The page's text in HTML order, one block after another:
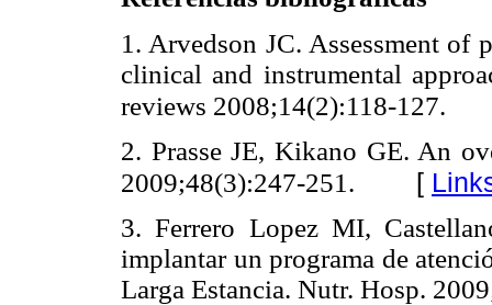
1. Arvedson JC. Assessment of
clinical and instrumental
reviews 2008;14(2):118-127.
2. Prasse JE, Kikano GE. An
2009;48(3):247-251. [
3. Ferrero Lopez MI,
implantar un programa de
Larga Estancia. Nutr. Hosp.